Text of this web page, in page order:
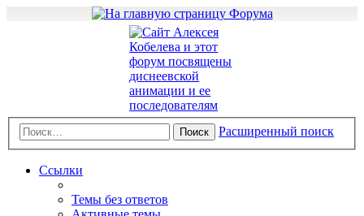
Поиск Расширенный поиск
Ссылки
Темы без ответов